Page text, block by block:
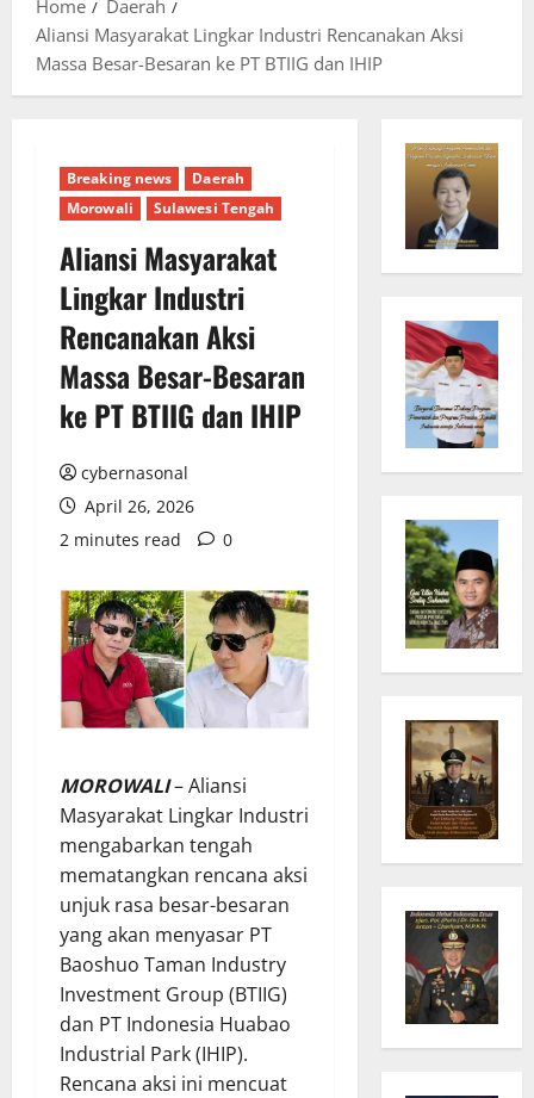
Home
Daerah
Aliansi Masyarakat Lingkar Industri Rencanakan Aksi
Massa Besar-Besaran ke PT BTIIG dan IHIP
Breaking news
Daerah
Morowali
Sulawesi Tengah
Aliansi Masyarakat
Lingkar Industri
Rencanakan Aksi
Massa Besar-Besaran
ke PT BTIIG dan IHIP
cybernasonal
April 26, 2026
2 minutes read
0
MOROWALI– Aliansi
Masyarakat Lingkar Industri
mengabarkan tengah
mematangkan rencana aksi
unjuk rasa besar-besaran
yang akan menyasar PT
Baoshuo Taman Industry
Investment Group (BTIIG)
dan PT Indonesia Huabao
Industrial Park (IHIP).
Rencana aksi ini mencuat